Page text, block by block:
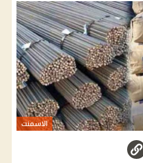
الاسمنت